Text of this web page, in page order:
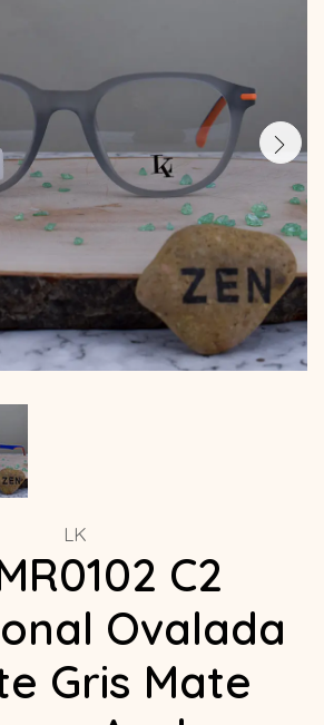
LK
C2
Ovalada
Gris Mate